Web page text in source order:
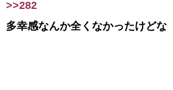
>>282
多幸感なんか全くなかったけどな